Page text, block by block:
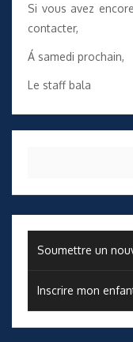
Si vous avez
contacter,
Á samedi prochain,
Le staff bala
Soumettre un
Inscrire mon